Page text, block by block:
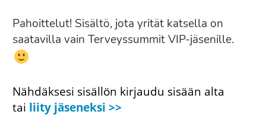
Pahoittelut! Sisältö, jota yrität katsella on
saatavilla vain Terveyssummit VIP-jäsenille.
Nähdäksesi sisällön kirjaudu sisään alta
tai liity jäseneksi >>